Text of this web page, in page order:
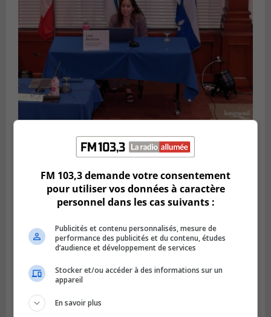
Publié le 5 août 2026 à 09h30
Lysa Bélaicha assure les services aux
citoyens du district Michel‑Chartrand
FM 103,3 demande votre consentement
pour utiliser vos données à caractère
personnel dans les cas suivants :
Publicités et contenu personnalisés, mesure de
performance des publicités et du contenu, études
d’audience et développement de services
Stocker et/ou accéder à des informations sur un
appareil
En savoir plus